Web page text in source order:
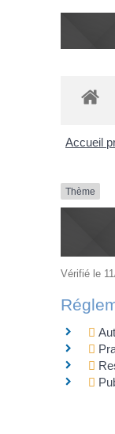
Accueil
Thème
Vérifié le